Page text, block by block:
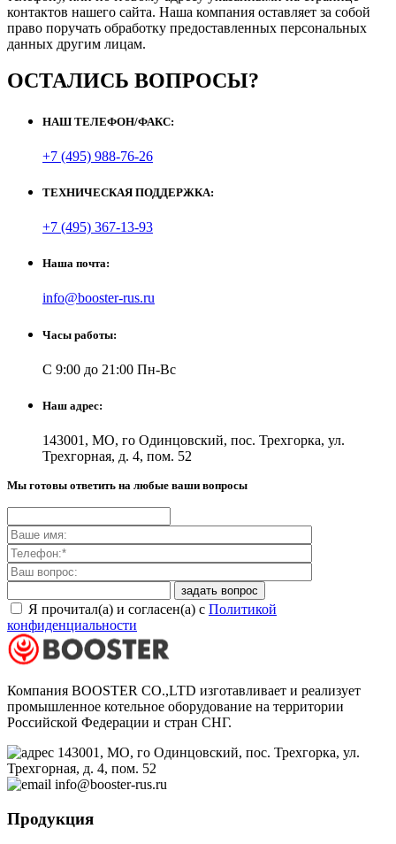
контактов нашего сайта. Наша компания оставляет за собой
право поручать обработку предоставленных персональных
данных другим лицам.
ОСТАЛИСЬ ВОПРОСЫ?
НАШ ТЕЛЕФОН/ФАКС:
+7 (495) 988-76-26
ТЕХНИЧЕСКАЯ ПОДДЕРЖКА:
+7 (495) 367-13-93
Наша почта:
info@booster-rus.ru
Часы работы:
С 9:00 до 21:00 Пн-Вс
Наш адрес:
143001, МО, го Одинцовский, пос. Трехгорка, ул.
Трехгорная, д. 4, пом. 52
Мы готовы ответить на любые ваши вопросы
Я прочитал(а) и согласен(а) с Политикой
конфиденциальности
Компания BOOSTER CO.,LTD изготавливает и реализует
промышленное котельное оборудование на территории
Российской Федерации и стран СНГ.
143001, МО, го Одинцовский, пос. Трехгорка, ул.
Трехгорная, д. 4, пом. 52
info@booster-rus.ru
Продукция